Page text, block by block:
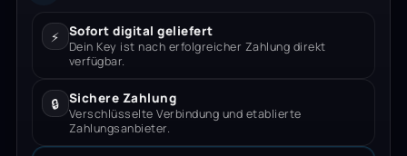
⚡ Sofort digital geliefert
Dein Key ist nach erfolgreicher Zahlung direkt
verfügbar.
🔒 Sichere Zahlung
Verschlüsselte Verbindung und etablierte
Zahlungsanbieter.